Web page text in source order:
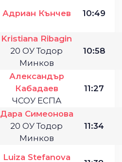
Адриан Кънчев 10:49
Kristiana Ribagin
20 ОУ Тодор
Минков
10:58
Александър
Кабадаев
ЧСОУ ЕСПА
11:27
Дара Симеонова
20 ОУ Тодор
Минков
11:34
Luiza Stefanova